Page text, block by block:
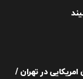
امریکایی در تهران /